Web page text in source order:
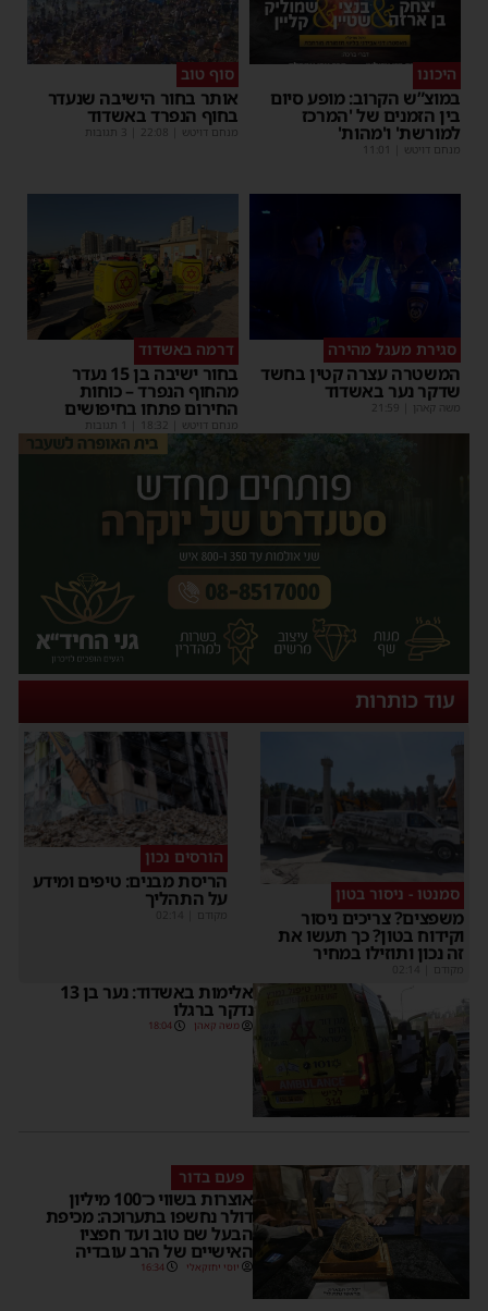
היכונו
במוצ”ש הקרוב: מופע סיום
בין הזמנים של 'המרכז
למורשת' ו'מהות'
מנחם דויטש 11:01
סוף טוב
אותר בחור הישיבה שנעדר
בחוף הנפרד באשדוד
מנחם דויטש 22:08
סגירת מעגל מהירה
המשטרה עצרה קטין בחשד
שדקר נער באשדוד
משה קאהן 21:59
דרמה באשדוד
בחור ישיבה בן 15 נעדר
מהחוף הנפרד – כוחות
החירום פתחו בחיפושים
מנחם דויטש 18:32
עוד כותרות
סמנטו - ניסור בטון
משפצים? צריכים ניסור
וקידוח בטון? כך תעשו את
זה נכון ותוזילו במחיר
מקודם
הורסים נכון
הריסת מבנים: טיפים ומידע
על התהליך
מקודם
אלימות באשדוד: נער בן 13
נדקר ברגלו
משה קאהן 18:04
פעם בדור
אוצרות בשווי כ־100 מיליון
דולר נחשפו בתערוכה: מכיפת
הבעל שם טוב ועד חפציו
האישיים של הרב עובדיה
יוסי יחזקאלי 16:34